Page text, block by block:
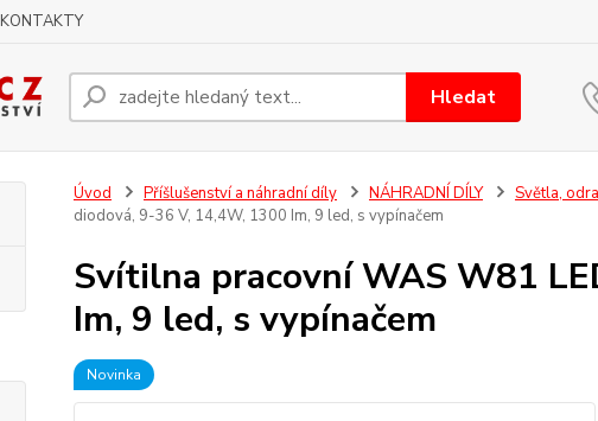
KONTAKTY
Hledat
Úvod Příšlušenství a náhradní díly NÁHRADNÍ DÍLY Světla,
diodová, 9-36 V, 14,4W, 1300 Im, 9 led, s vypínačem
Svítilna pracovní WAS W81
Im, 9 led, s vypínačem
Novinka